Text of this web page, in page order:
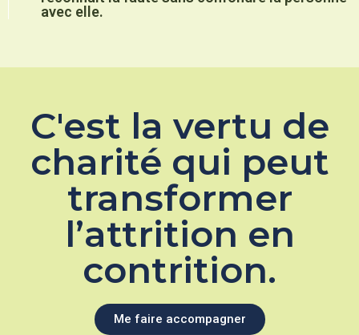
avec elle.
C'est la vertu de
charité qui peut
transformer
l’attrition en
contrition.
Me faire accompagner